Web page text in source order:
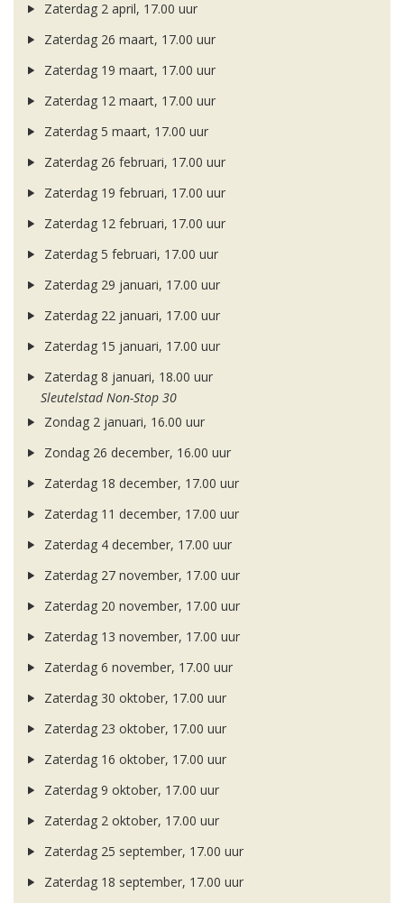
Zaterdag 2 april, 17.00 uur
Zaterdag 26 maart, 17.00 uur
Zaterdag 19 maart, 17.00 uur
Zaterdag 12 maart, 17.00 uur
Zaterdag 5 maart, 17.00 uur
Zaterdag 26 februari, 17.00 uur
Zaterdag 19 februari, 17.00 uur
Zaterdag 12 februari, 17.00 uur
Zaterdag 5 februari, 17.00 uur
Zaterdag 29 januari, 17.00 uur
Zaterdag 22 januari, 17.00 uur
Zaterdag 15 januari, 17.00 uur
Zaterdag 8 januari, 18.00 uur
Sleutelstad Non-Stop 30
Zondag 2 januari, 16.00 uur
Zondag 26 december, 16.00 uur
Zaterdag 18 december, 17.00 uur
Zaterdag 11 december, 17.00 uur
Zaterdag 4 december, 17.00 uur
Zaterdag 27 november, 17.00 uur
Zaterdag 20 november, 17.00 uur
Zaterdag 13 november, 17.00 uur
Zaterdag 6 november, 17.00 uur
Zaterdag 30 oktober, 17.00 uur
Zaterdag 23 oktober, 17.00 uur
Zaterdag 16 oktober, 17.00 uur
Zaterdag 9 oktober, 17.00 uur
Zaterdag 2 oktober, 17.00 uur
Zaterdag 25 september, 17.00 uur
Zaterdag 18 september, 17.00 uur